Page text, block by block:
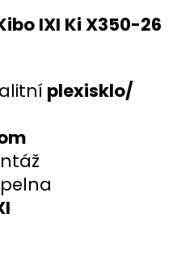
IXI Ki X350-26
plexisklo/